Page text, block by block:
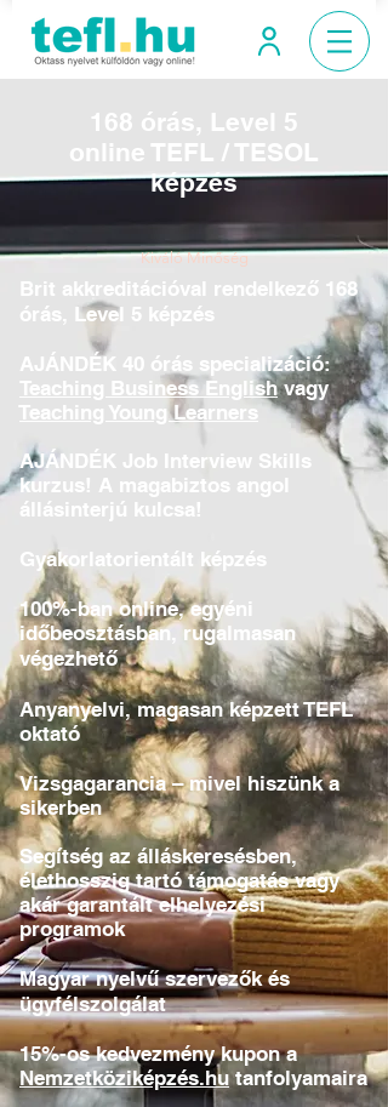
168 órás, Level 5
online TEFL / TESOL
képzés
Kiváló Minőség
Brit akkreditációval rendelkező 168
órás, Level 5 képzés
AJÁNDÉK 40 órás specializáció:
Teaching Business Englishvagy
Teaching Young Learners
AJÁNDÉK Job Interview Skills
kurzus! A magabiztos angol
állásinterjú kulcsa!
Gyakorlatorientált képzés
100%-ban online, egyéni
időbeosztásban, rugalmasan
végezhető
Anyanyelvi, magasan képzett TEFL
oktató
Vizsgagarancia – mivel hiszünk a
sikerben
Segítség az álláskeresésben,
élethosszig tartó támogatás vagy
akár garantált elhelyezési
programok
​Magyar nyelvű szervezők és
ügyfélszolgálat
​15%-os kedvezmény kupon a
Nemzetköziképzés.hutanfolyamaira